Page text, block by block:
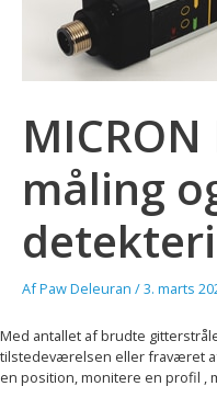
måling
AfPaw Deleuran /3. marts
Med antallet af brudte
tilstedeværelsen eller fraværet
en position, monitere en profil ,